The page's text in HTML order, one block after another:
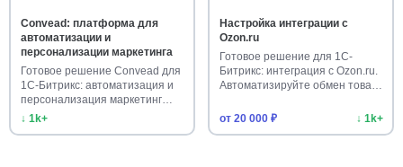
Convead: платформа для
автоматизации и
персонализации маркетинга
Готовое решение Convead для
1С-Битрикс: автоматизация и
персонализация маркетинг…
↓ 1k+
Настройка интеграции с
Ozon.ru
Готовое решение для 1С-
Битрикс: интеграция с Ozon.ru.
Автоматизируйте обмен това…
от 20 000 ₽ ↓ 1k+